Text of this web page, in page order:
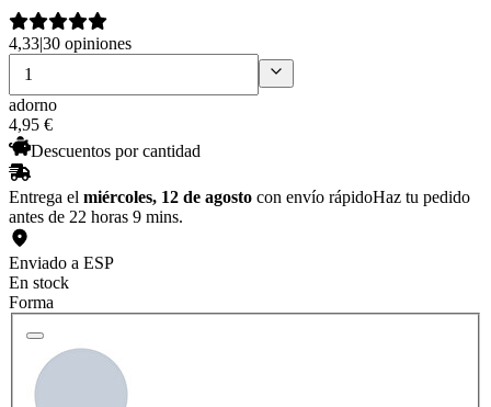
4,33|30 opiniones
adorno
4,95 €
Descuentos por cantidad
Entrega el miércoles, 12 de agosto con envío rápidoHaz tu pedido
antes de 22 horas 9 mins.
Enviado a ESP
En stock
Forma